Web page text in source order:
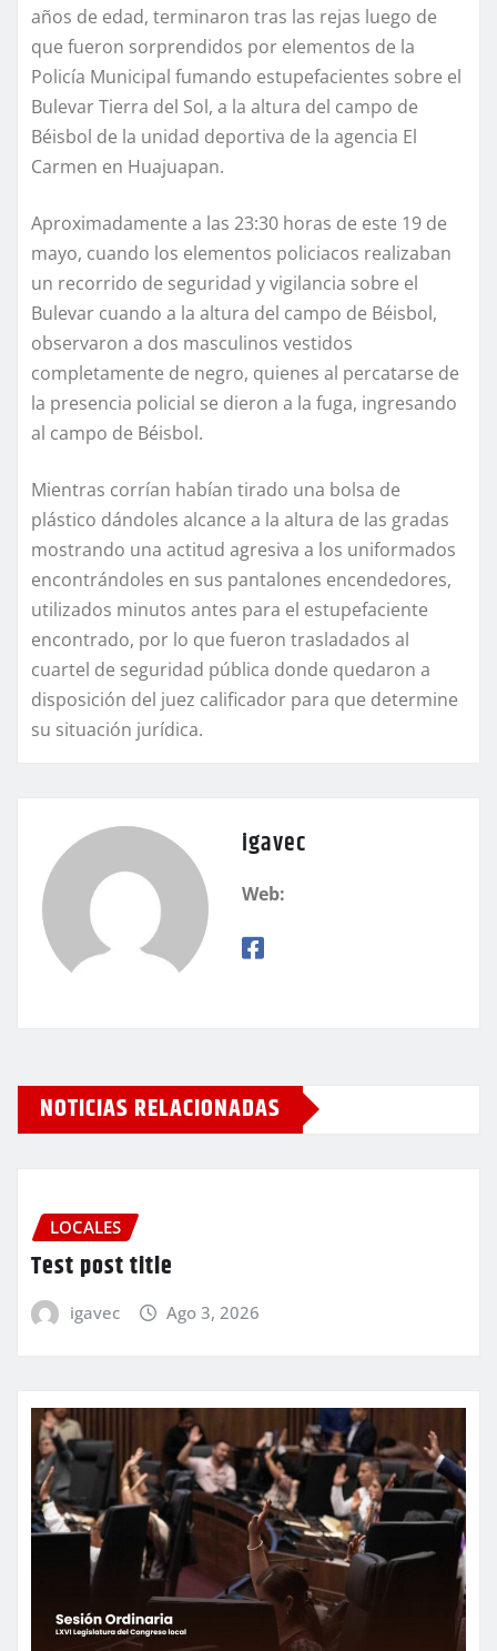
años de edad, terminaron tras las rejas luego de
que fueron sorprendidos por elementos de la
Policía Municipal fumando estupefacientes sobre el
Bulevar Tierra del Sol, a la altura del campo de
Béisbol de la unidad deportiva de la agencia El
Carmen en Huajuapan.
Aproximadamente a las 23:30 horas de este 19 de
mayo, cuando los elementos policiacos realizaban
un recorrido de seguridad y vigilancia sobre el
Bulevar cuando a la altura del campo de Béisbol,
observaron a dos masculinos vestidos
completamente de negro, quienes al percatarse de
la presencia policial se dieron a la fuga, ingresando
al campo de Béisbol.
Mientras corrían habían tirado una bolsa de
plástico dándoles alcance a la altura de las gradas
mostrando una actitud agresiva a los uniformados
encontrándoles en sus pantalones encendedores,
utilizados minutos antes para el estupefaciente
encontrado, por lo que fueron trasladados al
cuartel de seguridad pública donde quedaron a
disposición del juez calificador para que determine
su situación jurídica.
igavec
Web:
NOTICIAS RELACIONADAS
LOCALES
Test post title
igavec Ago 3, 2026